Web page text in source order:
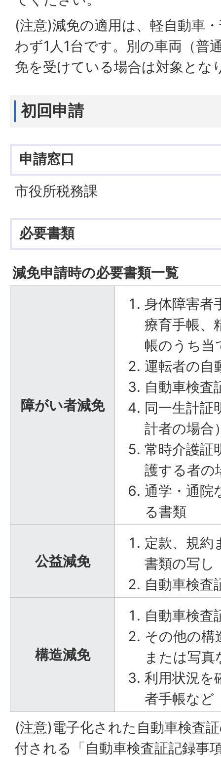
(注意)減免の適用は、軽自動車
わず1人1台です。別の車両（普
免を受けている場合は対象とな
初回申請
申請窓口
市役所税務課
必要書類
減免申請時の必要書類一覧
障がい者減免
身体障害者
療育手帳、
帳のうち当
運転者の自
自動車検査
同一生計証
計者の場合
常時介護証
護する者の
通学・通院
る書類
公益減免
定款、規約
書類の写し
自動車検査
構造減免
自動車検査
その他の構
または写真
利用状況を
者手帳など
(注意)電子化された自動車検査
付される「自動車検査証記録事